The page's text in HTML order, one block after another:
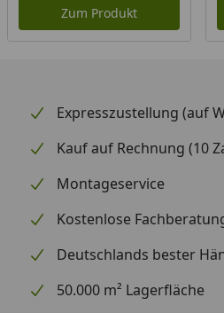
Zum Produkt
Expresszustellung (auf
Kauf auf Rechnung (10
Montageservice
Kostenlose
Deutschlands bester
50.000 m² Lagerfläche